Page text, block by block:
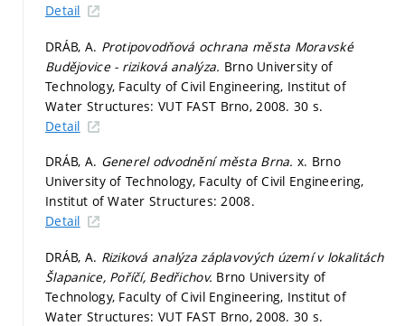
Detail
DRÁB, A. Protipovodňová ochrana města Moravské
Budějovice - riziková analýza. Brno University of
Technology, Faculty of Civil Engineering, Institut of
Water Structures: VUT FAST Brno, 2008. 30 s.
Detail
DRÁB, A. Generel odvodnění města Brna. x. Brno
University of Technology, Faculty of Civil Engineering,
Institut of Water Structures: 2008.
Detail
DRÁB, A. Riziková analýza záplavových území v lokalitách
Šlapanice, Poříčí, Bedřichov. Brno University of
Technology, Faculty of Civil Engineering, Institut of
Water Structures: VUT FAST Brno, 2008. 30 s.